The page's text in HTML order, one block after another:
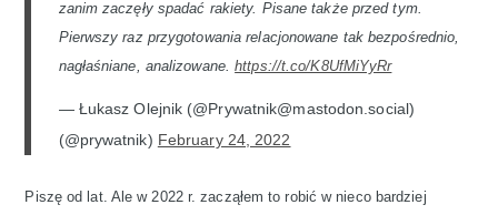
zanim zaczęły spadać rakiety. Pisane także przed tym.
Pierwszy raz przygotowania relacjonowane tak bezpośrednio,
nagłaśniane, analizowane.https://t.co/K8UfMiYyRr
— Łukasz Olejnik (@Prywatnik@mastodon.social)
(@prywatnik) February 24, 2022
Piszę od lat. Ale w 2022 r. zacząłem to robić w nieco bardziej